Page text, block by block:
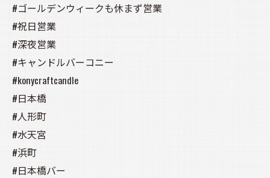
#ゴールデンウィークも休まず営業
#祝日営業
#深夜営業
#キャンドルバーコニー
#konycraftcandle
#日本橋
#人形町
#水天宮
#浜町
#日本橋バー